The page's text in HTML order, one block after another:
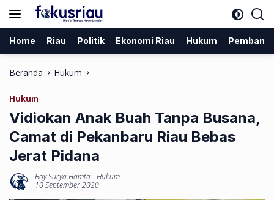
Langsung
Home Riau Politik Ekonomi Riau Hukum
Beranda Hukum
Hukum
Vidiokan Anak Buah Tanpa Busana,
Camat di Pekanbaru Riau Bebas
Jerat Pidana
Boy Surya Hamta-Hukum
10 September 2020